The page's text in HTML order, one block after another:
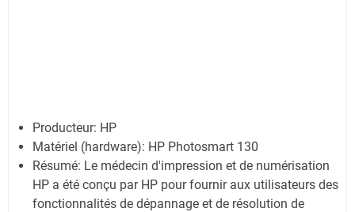
Producteur: HP
Matériel (hardware): HP Photosmart 130
Résumé: Le médecin d'impression et de numérisation
HP a été conçu par HP pour fournir aux utilisateurs des
fonctionnalités de dépannage et de résolution de